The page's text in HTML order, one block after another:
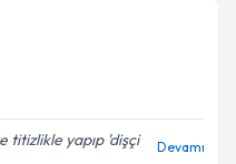
Gönder
randevu takvimi talebi
randevu almanız için bir
ile bilgilendireceğiz.
titizlikle yapıp 'dişçi
Devamı